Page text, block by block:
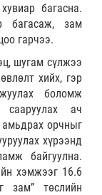
багасна.
багасаж, зам
гарчээ.
шугам сүлжээ
хийх, гэр
боломж
сааруулах ач
орчныг
хүрээнд
байгуулна.
хэмжээг 16.6
зам” төслийн